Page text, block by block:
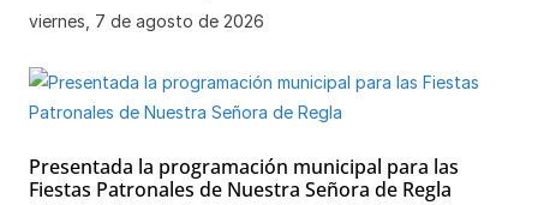
viernes, 7 de agosto de 2026
Presentada la programación municipal para las
Fiestas Patronales de Nuestra Señora de Regla